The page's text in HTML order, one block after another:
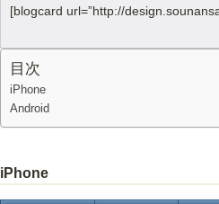
[blogcard url=”http://
目次
iPhone
Android
iPhone